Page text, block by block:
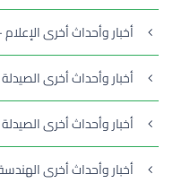
أخبار وأحداث أخرى
أخبار وأحداث أخرى
أخبار وأحداث أخرى
أخبار وأحداث أخرى